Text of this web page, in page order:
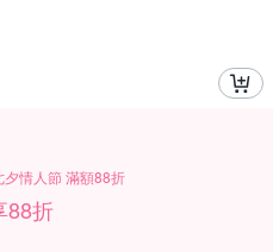
情人節 滿額88折
88折